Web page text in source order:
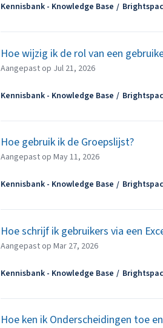
Kennisbank - Knowledge Base
Hoe wijzig ik de rol van een
Aangepast op Jul 21, 2026
Kennisbank - Knowledge Base
Hoe gebruik ik de Groepslijst?
Aangepast op May 11, 2026
Kennisbank - Knowledge Base
Hoe schrijf ik gebruikers via een
Aangepast op Mar 27, 2026
Kennisbank - Knowledge Base
Hoe ken ik Onderscheidingen toe